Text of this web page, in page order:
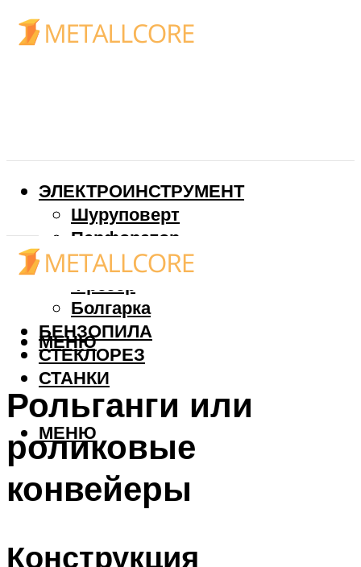
ЭЛЕКТРОИНСТРУМЕНТ
Шуруповерт
Перфоратор
Дрель
Фрезер
Болгарка
БЕНЗОПИЛА
СТЕКЛОРЕЗ
СТАНКИ
МЕНЮ
МЕНЮ
Рольганги или
роликовые
конвейеры
Конструкция